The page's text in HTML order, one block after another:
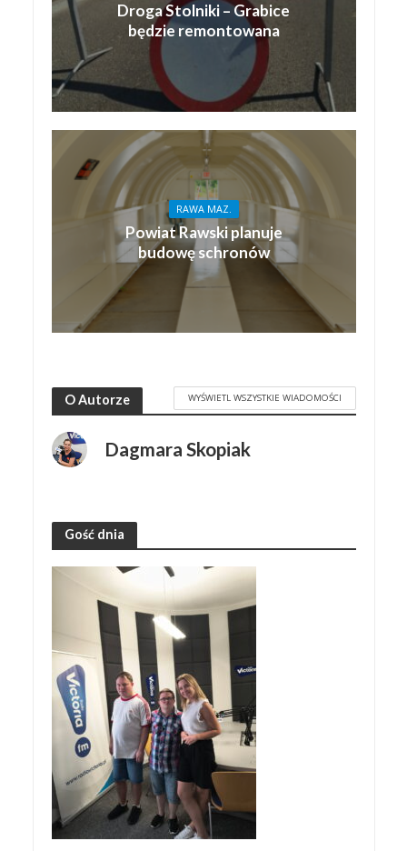
Droga Stolniki – Grabice
będzie remontowana
RAWA MAZ.
Powiat Rawski planuje
budowę schronów
O Autorze WYŚWIETL WSZYSTKIE WIADOMOŚCI
Dagmara Skopiak
Gość dnia